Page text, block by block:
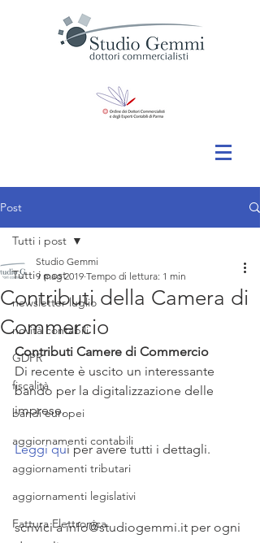
Post
Tutti i post
newsletter luglio
novità contabili
GDPR
fiscalità
bandi europei
aggiornamenti contabili
aggiornamenti tributari
aggiornamenti legislativi
Fattura Elettronica
Tutti i post
Contributi della Camera di
Commercio
Studio Gemmi
9 mag 2019 Tempo di lettura: 1 min
Contributi Camere di Commercio
Di recente è uscito un interessante
bando per la digitalizzazione delle
imprese.
Leggi qui per avere tutti i dettagli.
scrivici a info@studiogemmi.it per ogni